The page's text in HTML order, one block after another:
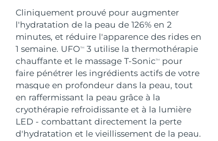
Cliniquement prouvé pour augmenter
l'hydratation de la peau de 126% en 2
minutes, et réduire l'apparence des rides en
1 semaine. UFOTM
3 utilise la thermothérapie
chauffante et le massage T-SonicTM
pour
faire pénétrer les ingrédients actifs de votre
masque en profondeur dans la peau, tout
en raffermissant la peau grâce à la
cryothérapie refroidissante et à la lumière
LED - combattant directement la perte
d'hydratation et le vieillissement de la peau.